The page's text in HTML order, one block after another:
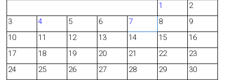
b
o
1
2
3
4 5 6 7 8
9
10
11 12 13 14 15
16
17
18 19 20 21 22
23
24
25 26 27 28 29
30